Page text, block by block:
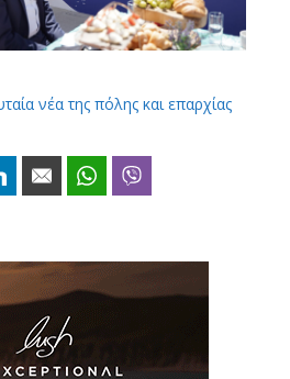
νέα της πόλης και επαρχίας
LinkedIn Email WhatsApp